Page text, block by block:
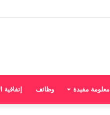
معلومة مفيدة وظائف إتفاقية